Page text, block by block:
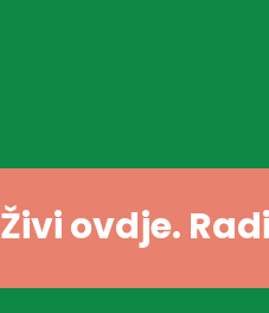
Živi ovdje.